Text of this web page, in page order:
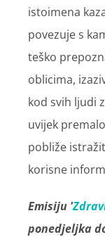
istoimena
povezuje s
teško
oblicima,
kod svih ljudi
uvijek
pobliže
korisne
Emisiju '
ponedjeljka